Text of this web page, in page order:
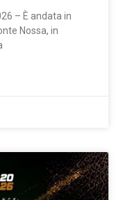
– È andata in
Nossa, in